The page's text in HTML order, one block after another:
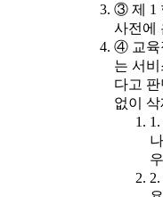
③ 제 1
사전에
④ 교육
는 서
다고
없이
우